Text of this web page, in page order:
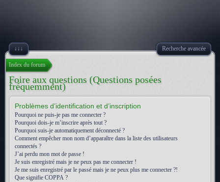
↓↓↓ Recherche avancée
Index du forum
Foire aux questions (Questions posées
fréquemment)
Problèmes d’identification et d’inscription
Pourquoi ne puis-je pas me connecter ?
Pourquoi dois-je m’inscrire après tout ?
Pourquoi suis-je automatiquement déconnecté ?
Comment empêcher mon nom d’apparaître dans la liste des utilisateurs
connectés ?
J’ai perdu mon mot de passe !
Je suis enregistré mais je ne peux pas me connecter !
Je me suis enregistré par le passé mais je ne peux plus me connecter ?!
Que signifie COPPA ?